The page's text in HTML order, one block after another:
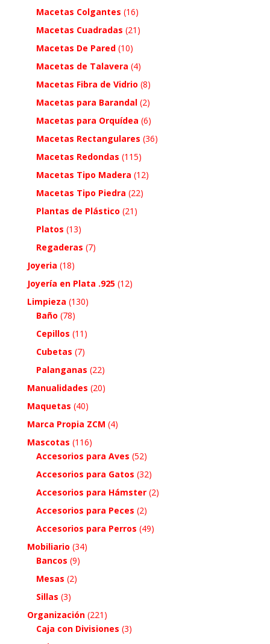
Macetas Colgantes (16)
Macetas Cuadradas (21)
Macetas De Pared (10)
Macetas de Talavera (4)
Macetas Fibra de Vidrio (8)
Macetas para Barandal (2)
Macetas para Orquídea (6)
Macetas Rectangulares (36)
Macetas Redondas (115)
Macetas Tipo Madera (12)
Macetas Tipo Piedra (22)
Plantas de Plástico (21)
Platos (13)
Regaderas (7)
Joyeria (18)
Joyería en Plata .925 (12)
Limpieza (130)
Baño (78)
Cepillos (11)
Cubetas (7)
Palanganas (22)
Manualidades (20)
Maquetas (40)
Marca Propia ZCM (4)
Mascotas (116)
Accesorios para Aves (52)
Accesorios para Gatos (32)
Accesorios para Hámster (2)
Accesorios para Peces (2)
Accesorios para Perros (49)
Mobiliario (34)
Bancos (9)
Mesas (2)
Sillas (3)
Organización (221)
Caja con Divisiones (3)